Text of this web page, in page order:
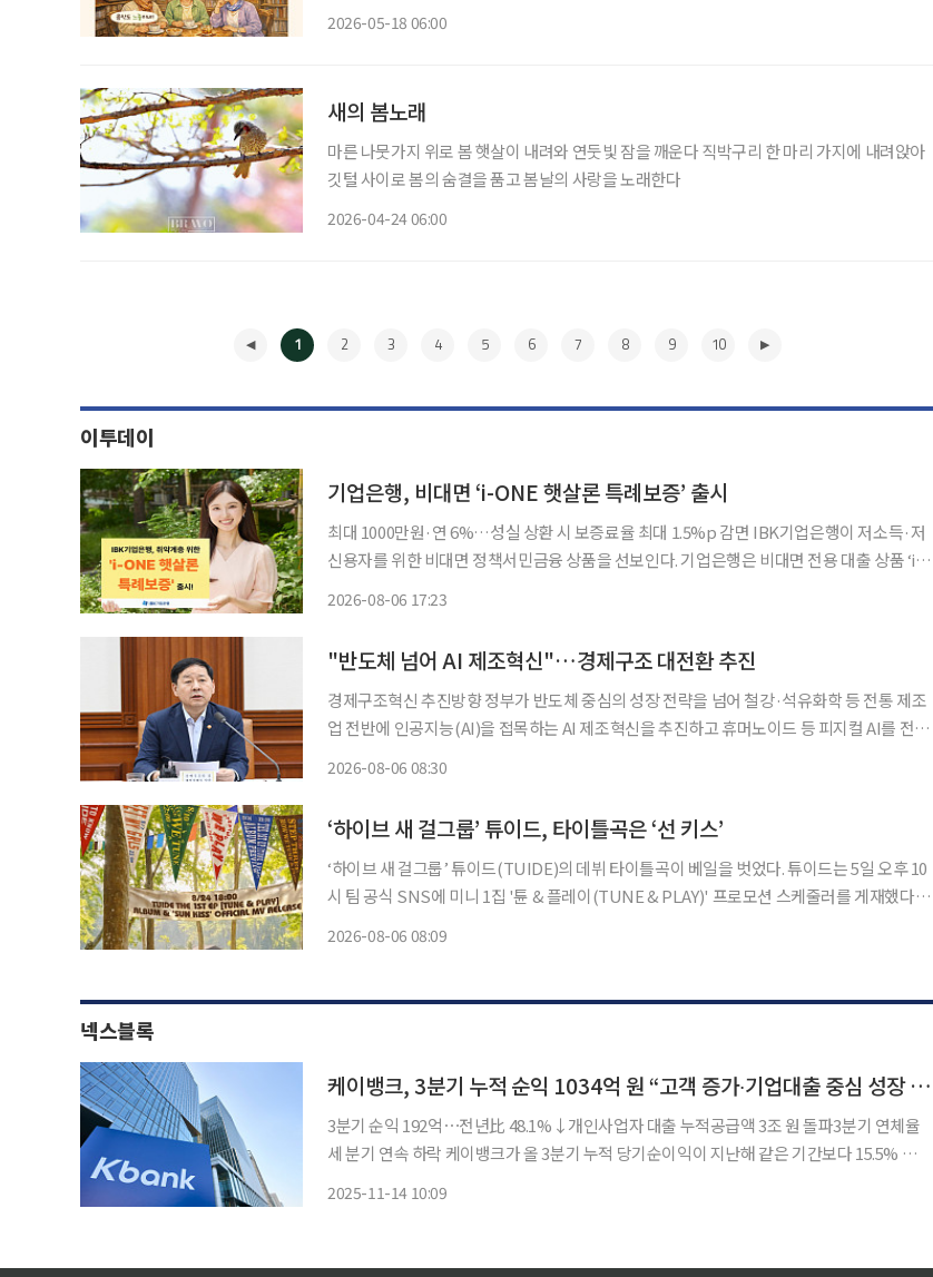
2026-05-18 06:00
새의 봄노래
마른 나뭇가지 위로 봄 햇살이 내려와 연둣빛 잠을 깨운다 직박구리 한 마리 가지에 내려앉아
깃털 사이로 봄의 숨결을 품고 봄날의 사랑을 노래한다
2026-04-24 06:00
1 2 3 4 5 6 7 8 9 10
이투데이
기업은행, 비대면 ‘i-ONE 햇살론 특례보증’ 출시
최대 1000만원·연 6%…성실 상환 시 보증료율 최대 1.5%p 감면 IBK기업은행이 저소득·저
신용자를 위한 비대면 정책서민금융 상품을 선보인다. 기업은행은 비대면 전용 대출 상품 ‘i-
2026-08-06 17:23
"반도체 넘어 AI 제조혁신"…경제구조 대전환 추진
경제구조혁신 추진방향 정부가 반도체 중심의 성장 전략을 넘어 철강·석유화학 등 전통 제조
업 전반에 인공지능(AI)을 접목하는 AI 제조혁신을 추진하고 휴머노이드 등 피지컬 AI를 전
2026-08-06 08:30
‘하이브 새 걸그룹’ 튜이드, 타이틀곡은 ‘선 키스’
‘하이브 새 걸그룹’ 튜이드(TUIDE)의 데뷔 타이틀곡이 베일을 벗었다. 튜이드는 5일 오후 10
시 팀 공식 SNS에 미니 1집 '튠 & 플레이(TUNE & PLAY)' 프로모션 스케줄러를 게재했다.
2026-08-06 08:09
넥스블록
케이뱅크, 3분기 누적 순익 1034억 원 “고객 증가∙기업대출 중심 성장 본격화”
3분기 순익 192억⋯전년比 48.1%↓개인사업자 대출 누적공급액 3조 원 돌파3분기 연체율
세 분기 연속 하락 케이뱅크가 올 3분기 누적 당기순이익이 지난해 같은 기간보다 15.5% 감소
2025-11-14 10:09